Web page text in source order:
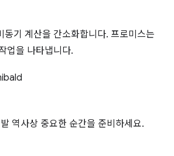
동기 계산을 간소화합니다. 프로미스는
업을 나타냅니다.
역사상 중요한 순간을 준비하세요.